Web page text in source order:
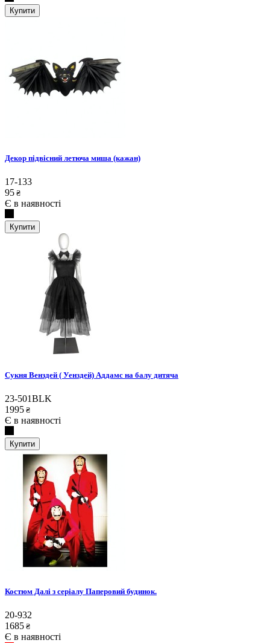
Купити
Декор підвісний летюча миша (кажан)
17-133
95 ₴
Є в наявності
Купити
Сукня Венздей ( Уенздей) Аддамс на балу дитяча
23-501BLK
1995 ₴
Є в наявності
Купити
Костюм Далі з серіалу Паперовий будинок.
20-932
1685 ₴
Є в наявності